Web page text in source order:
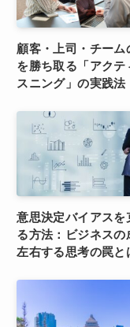
顧客・上司・チーム
を勝ち取る「アクテ
スニング」の実践法
意思決定バイアスを
る方法：ビジネスの
左右する思考の罠と